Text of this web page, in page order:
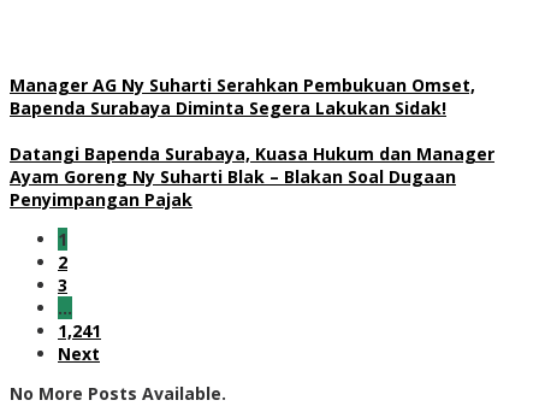
Manager AG Ny Suharti Serahkan Pembukuan Omset,
Bapenda Surabaya Diminta Segera Lakukan Sidak!
Datangi Bapenda Surabaya, Kuasa Hukum dan Manager
Ayam Goreng Ny Suharti Blak – Blakan Soal Dugaan
Penyimpangan Pajak
1
2
3
…
1,241
Next
No More Posts Available.